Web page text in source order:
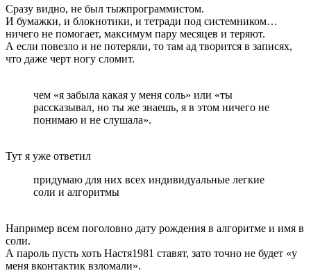
Сразу видно, не был тыжпрограммистом.
И бумажки, и блокнотики, и тетради под системником…
ничего не помогает, максимум пару месяцев и теряют.
А если повезло и не потеряли, то там ад творится в записях,
что даже черт ногу сломит.
чем «я забыла какая у меня соль» или «ты
рассказывал, но ты же знаешь, я в этом ничего не
понимаю и не слушала».
Тут я уже ответил
придумаю для них всех индивидуальные легкие
соли и алгоритмы
Например всем поголовно дату рождения в алгоритме и имя в
соли.
А пароль пусть хоть Настя1981 ставят, зато точно не будет «у
меня вконтактик взломали».